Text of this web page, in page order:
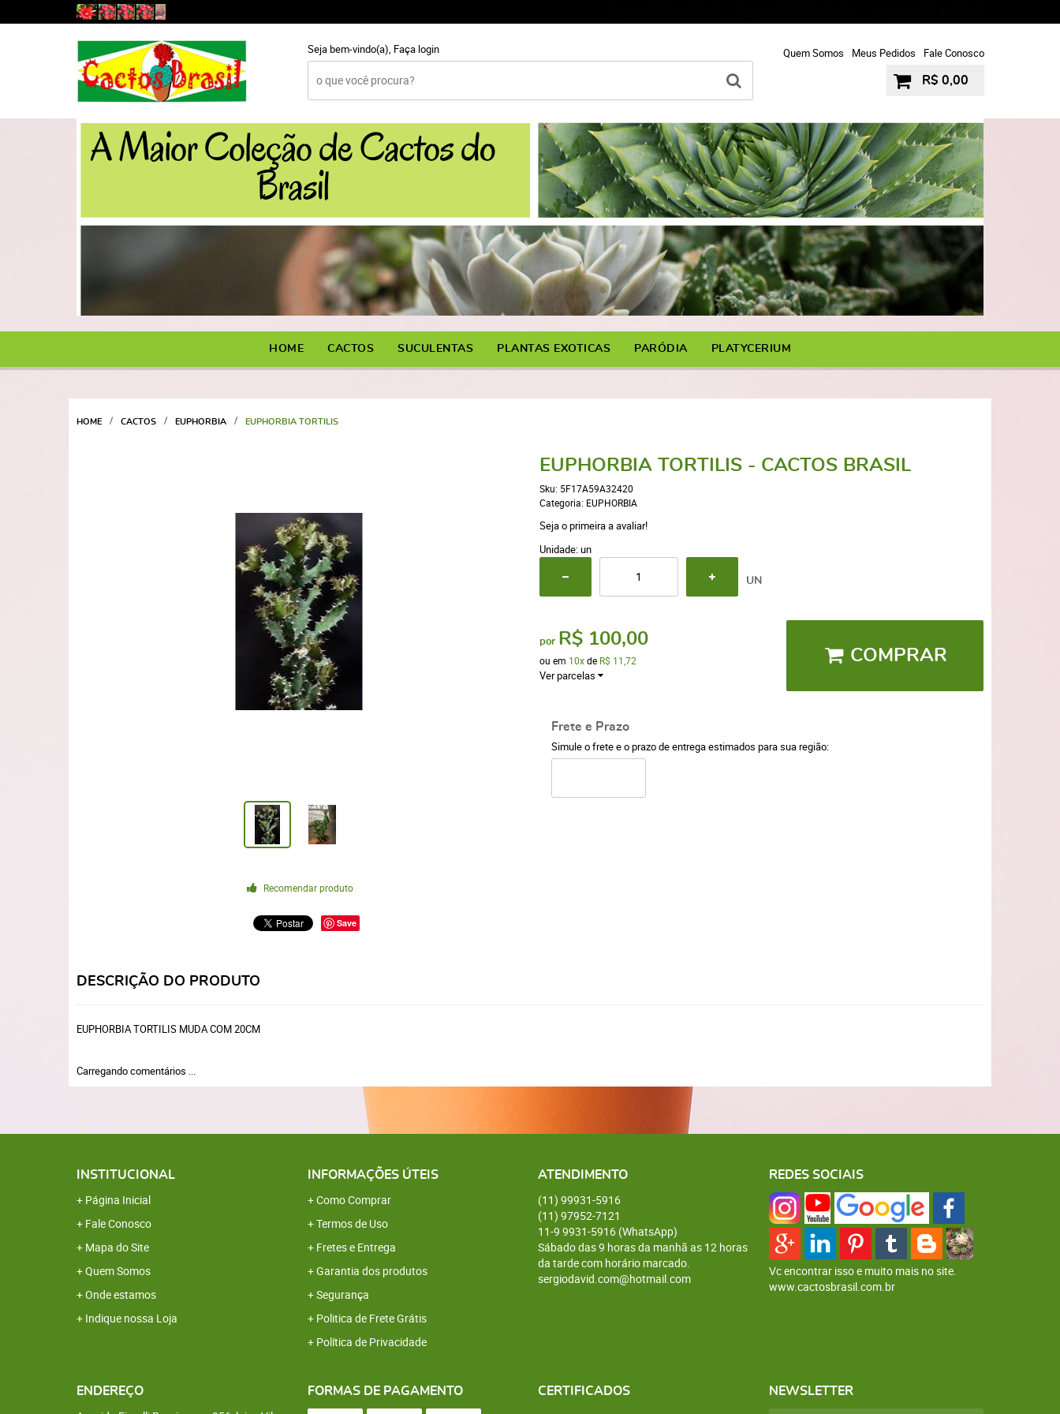
Seja bem-vindo(a), Faça login Quem Somos Meus Pedidos Fale Conosco
R$ 0,00
HOME CACTOS SUCULENTAS PLANTAS EXOTICAS PARÓDIA PLATYCERIUM
HOME CACTOS EUPHORBIA EUPHORBIA TORTILIS
Recomendar produto
Save
EUPHORBIA TORTILIS - CACTOS BRASIL
Sku: 5F17A59A32420
Categoria: EUPHORBIA
Seja o primeira a avaliar!
Unidade: un
UN
por R$ 100,00
ou em 10xde R$ 11,72
Ver parcelas
COMPRAR
Frete e Prazo
Simule o frete e o prazo de entrega estimados para sua região:
DESCRIÇÃO DO PRODUTO
EUPHORBIA TORTILIS MUDA COM 20CM
Carregando comentários ...
INSTITUCIONAL
Página Inicial
Fale Conosco
Mapa do Site
Quem Somos
Onde estamos
Indique nossa Loja
INFORMAÇÕES ÚTEIS
Como Comprar
Termos de Uso
Fretes e Entrega
Garantia dos produtos
Segurança
Politica de Frete Grátis
Política de Privacidade
ATENDIMENTO
(11) 99931-5916
(11) 97952-7121
11-9 9931-5916 (WhatsApp)
Sábado das 9 horas da manhã as 12 horas
da tarde com horário marcado.
sergiodavid.com@hotmail.com
REDES SOCIAIS
Vc encontrar isso e muito mais no site.
www.cactosbrasil.com.br
ENDEREÇO FORMAS DE PAGAMENTO CERTIFICADOS NEWSLETTER